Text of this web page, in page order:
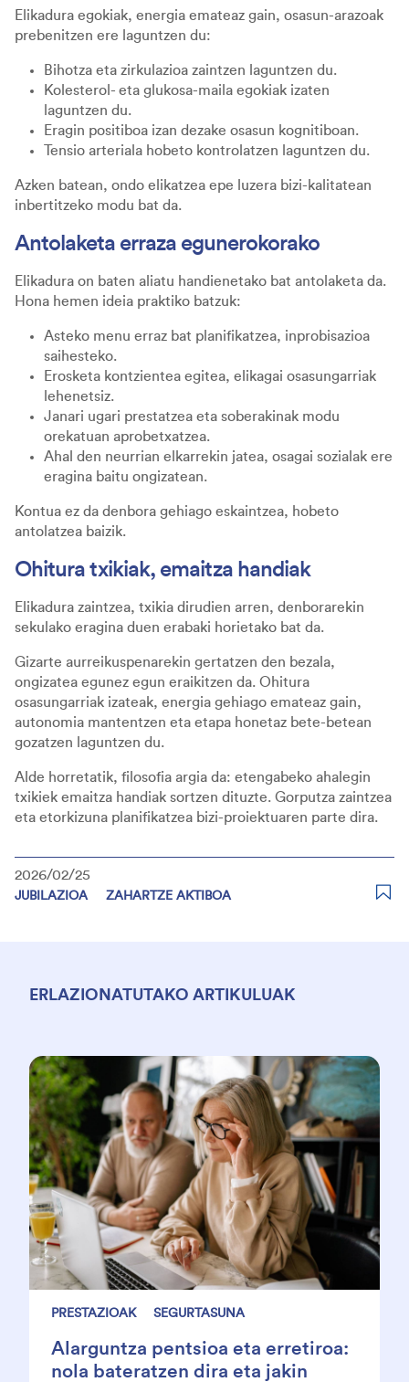
Elikadura egokiak, energia emateaz gain, osasun-arazoak
prebenitzen ere laguntzen du:
Bihotza eta zirkulazioa zaintzen laguntzen du.
Kolesterol- eta glukosa-maila egokiak izaten
laguntzen du.
Eragin positiboa izan dezake osasun kognitiboan.
Tensio arteriala hobeto kontrolatzen laguntzen du.
Azken batean, ondo elikatzea epe luzera bizi-kalitatean
inbertitzeko modu bat da.
Antolaketa erraza egunerokorako
Elikadura on baten aliatu handienetako bat antolaketa da.
Hona hemen ideia praktiko batzuk:
Asteko menu erraz bat planifikatzea, inprobisazioa
saihesteko.
Erosketa kontzientea egitea, elikagai osasungarriak
lehenetsiz.
Janari ugari prestatzea eta soberakinak modu
orekatuan aprobetxatzea.
Ahal den neurrian elkarrekin jatea, osagai sozialak ere
eragina baitu ongizatean.
Kontua ez da denbora gehiago eskaintzea, hobeto
antolatzea baizik.
Ohitura txikiak, emaitza handiak
Elikadura zaintzea, txikia dirudien arren, denborarekin
sekulako eragina duen erabaki horietako bat da.
Gizarte aurreikuspenarekin gertatzen den bezala,
ongizatea egunez egun eraikitzen da. Ohitura
osasungarriak izateak, energia gehiago emateaz gain,
autonomia mantentzen eta etapa honetaz bete-betean
gozatzen laguntzen du.
Alde horretatik, filosofia argia da: etengabeko ahalegin
txikiek emaitza handiak sortzen dituzte. Gorputza zaintzea
eta etorkizuna planifikatzea bizi-proiektuaren parte dira.
2026/02/25
JUBILAZIOA ZAHARTZE AKTIBOA
ERLAZIONATUTAKO ARTIKULUAK
PRESTAZIOAK SEGURTASUNA
Alarguntza pentsioa eta erretiroa:
nola bateratzen dira eta jakin